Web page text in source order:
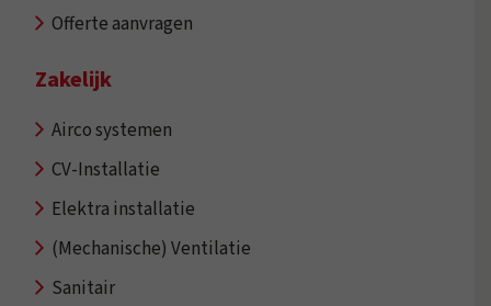
Offerte aanvragen
Zakelijk
Airco systemen
CV-Installatie
Elektra installatie
(Mechanische) Ventilatie
Sanitair